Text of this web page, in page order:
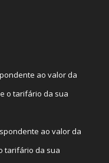
ao valor da
o tarifário da sua
ao valor da
tarifário da sua